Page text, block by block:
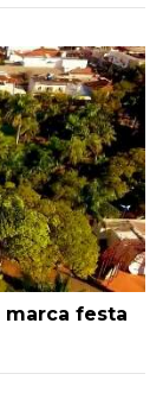
marca festa